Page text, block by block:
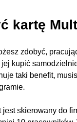
kartę
zdobyć,
kupić
taki benefit,
jest skierowany do